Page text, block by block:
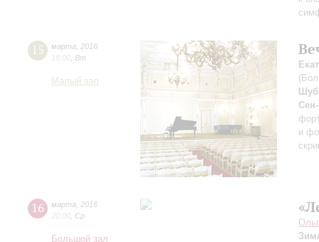
15 марта
2016
19:00 Вт
Малый зал
и
16 марта
2016
20:00 Ср
Большой зал